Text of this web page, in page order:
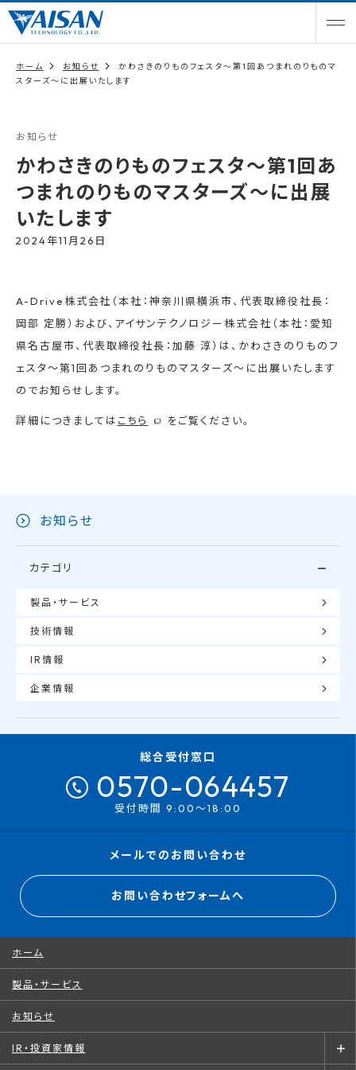
ホーム お知らせ
かわさきのりものフェスタ〜第1回あつまれのりものマ
スターズ〜に出展いたします
お知らせ
かわさきのりものフェスタ〜第1回あ
つまれのりものマスターズ〜に出展
いたします
2024年11月26日
A-Drive株式会社（本社：神奈川県横浜市、代表取締役社長：
岡部 定勝）および、アイサンテクノロジー株式会社（本社：愛知
県名古屋市、代表取締役社長：加藤 淳）は、かわさきのりものフ
ェスタ〜第1回あつまれのりものマスターズ〜に出展いたします
のでお知らせします。
詳細につきましては こちら をご覧ください。
お知らせ
カテゴリ
製品・サービス
技術情報
IR情報
企業情報
総合受付窓口
0570-064457
受付時間 9:00～18:00
メールでのお問い合わせ
お問い合わせフォームへ
ホーム
製品・サービス
お知らせ
IR・投資家情報